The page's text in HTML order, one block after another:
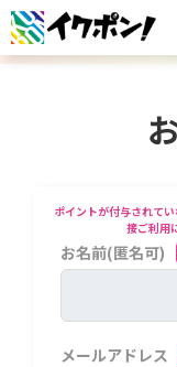
ポイントが付与されて
接ご利用
お名前(匿名可)
メールアドレス